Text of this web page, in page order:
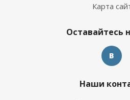
Карта
Оставайтесь
Наши